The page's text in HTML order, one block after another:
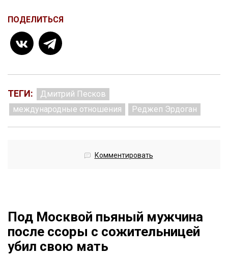
ПОДЕЛИТЬСЯ
ТЕГИ:
Дмитрий Песков
международные отношения
Реджеп Эрдоган
Комментировать
Под Москвой пьяный мужчина
после ссоры с сожительницей
убил свою мать